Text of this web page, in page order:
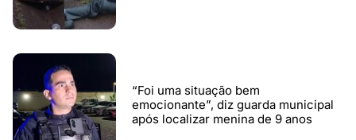
“Foi uma situação bem
emocionante”, diz guarda municipal
após localizar menina de 9 anos